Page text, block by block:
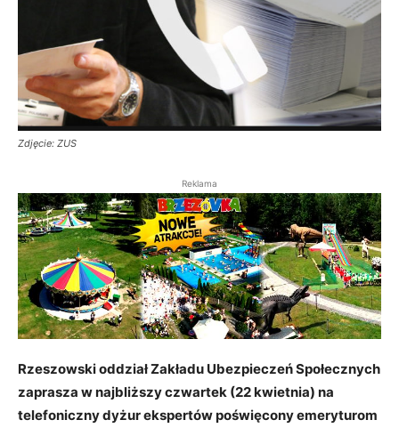
Zdjęcie: ZUS
Reklama
Rzeszowski oddział Zakładu Ubezpieczeń Społecznych
zaprasza w najbliższy czwartek (22 kwietnia) na
telefoniczny dyżur ekspertów poświęcony emeryturom